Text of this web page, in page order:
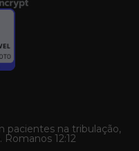
pacientes na tribulação,
12:12